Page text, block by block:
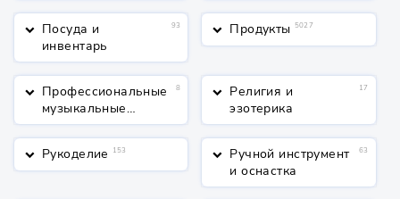
keyboard_arrow_down Посуда и
инвентарь
93 keyboard_arrow_down Продукты 5027
keyboard_arrow_down Профессиональные
музыкальные
инструменты
8 keyboard_arrow_down Религия и
эзотерика
17
keyboard_arrow_down Рукоделие 153 keyboard_arrow_down Ручной инструмент
и оснастка
63